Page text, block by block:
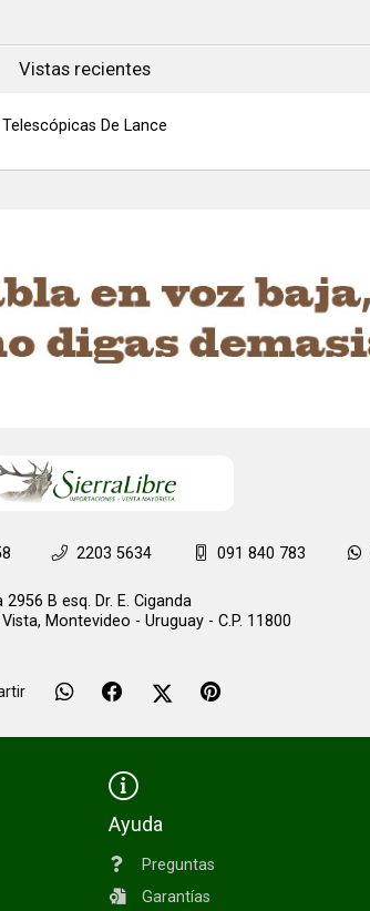
Vistas recientes
Telescópicas De Lance
2203 5634 091 840 783
B esq. Dr. E. Ciganda
Montevideo - Uruguay - C.P. 11800
Ayuda
Preguntas
Garantías